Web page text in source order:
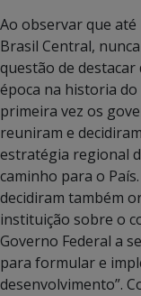
Ao observar que até
Brasil Central,
questão de
época na historia
primeira vez os
reuniram e
estratégia regional
caminho para o
decidiram também
instituição sobre o
Governo Federal a
para formular e
desenvolvimento”.